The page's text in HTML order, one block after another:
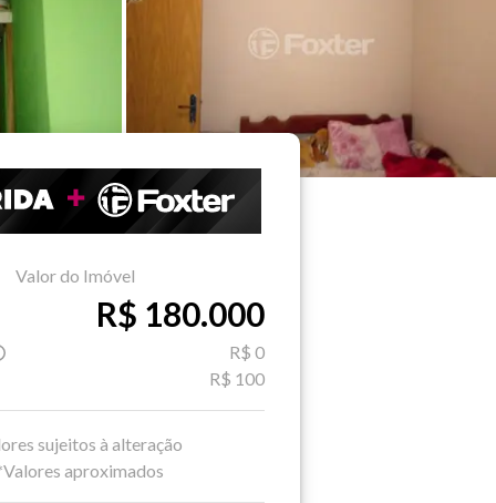
Valor do Imóvel
R$ 180.000
R$ 0
R$ 100
sujeitos à alteração
aproximados